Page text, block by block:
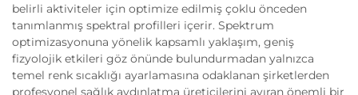
belirli aktiviteler için optimize edilmiş çoklu önceden
tanımlanmış spektral profilleri içerir. Spektrum
optimizasyonuna yönelik kapsamlı yaklaşım, geniş
fizyolojik etkileri göz önünde bulundurmadan yalnızca
temel renk sıcaklığı ayarlamasına odaklanan şirketlerden
profesyonel sağlık aydınlatma üreticilerini ayıran önemli bir